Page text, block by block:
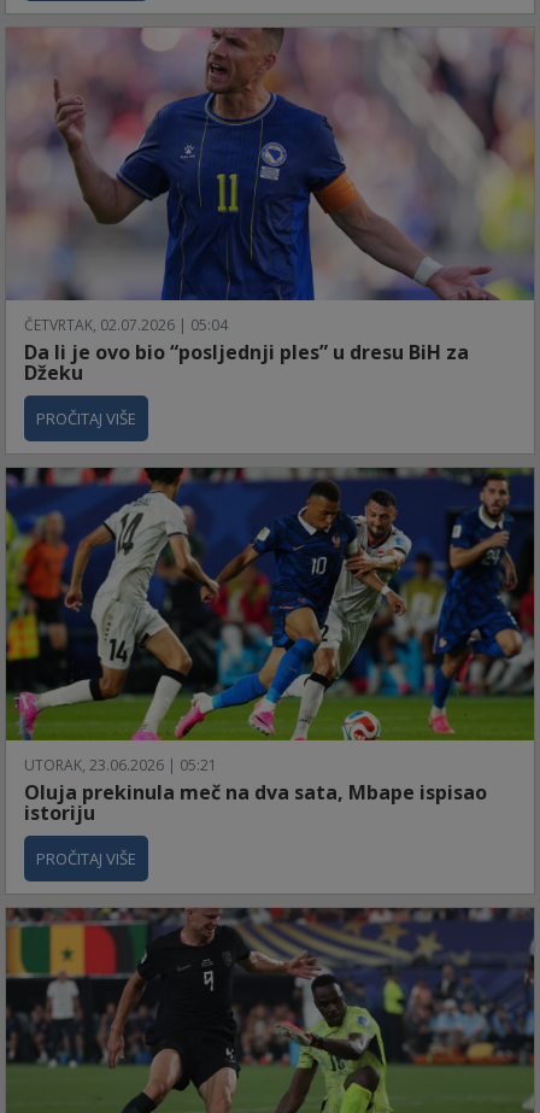
ČETVRTAK, 02.07.2026 | 05:04
Da li je ovo bio “posljednji ples” u dresu BiH za
Džeku
PROČITAJ VIŠE
UTORAK, 23.06.2026 | 05:21
Oluja prekinula meč na dva sata, Mbape ispisao
istoriju
PROČITAJ VIŠE